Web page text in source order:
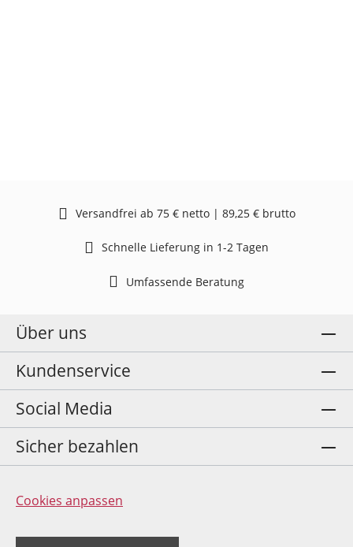
Versandfrei ab 75 € netto | 89,25 € brutto
Schnelle Lieferung in 1-2 Tagen
Umfassende Beratung
Über uns
Kundenservice
Social Media
Sicher bezahlen
Cookies anpassen